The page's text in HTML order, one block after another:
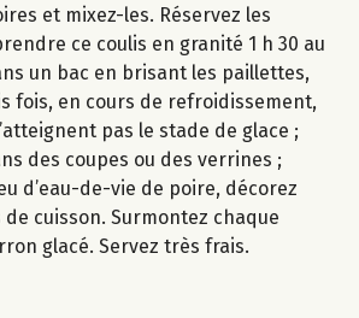
et mixez-les. Réservez les
ce coulis en granité 1 h 30 au
un bac en brisant les paillettes,
fois, en cours de refroidissement,
pas le stade de glace ;
des coupes ou des verrines ;
d’eau-de-vie de poire, décorez
de cuisson. Surmontez chaque
glacé. Servez très frais.